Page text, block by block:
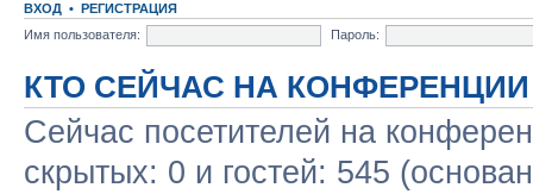
ВХОД • РЕГИСТРАЦИЯ
Имя пользователя:
Пароль:
КТО СЕЙЧАС НА КОНФЕРЕНЦИИ
Сейчас посетителей на
скрытых: 0 и гостей: 545